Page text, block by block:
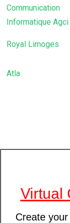
Communication
Informatique Agci
Royal Limoges
Atla